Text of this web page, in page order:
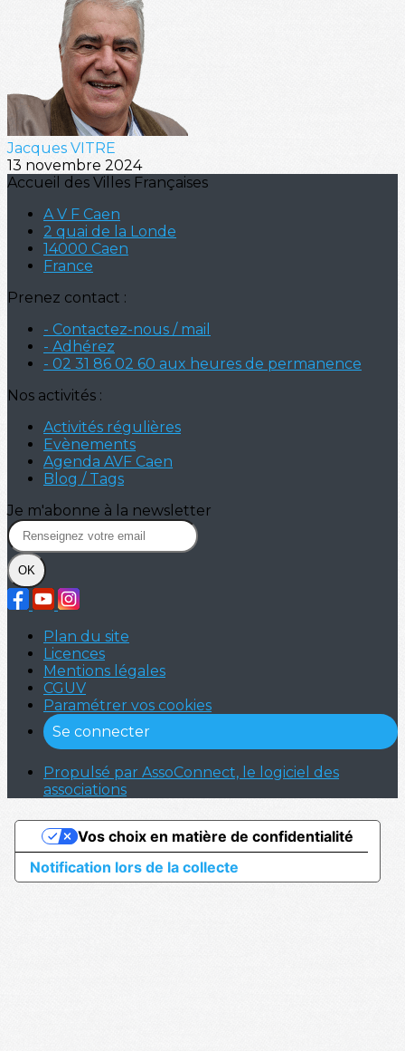
Jacques VITRE
13 novembre 2024
Accueil des Villes Françaises
A V F Caen
2 quai de la Londe
14000 Caen
France
Prenez contact :
- Contactez-nous / mail
- Adhérez
- 02 31 86 02 60 aux heures de permanence
Nos activités :
Activités régulières
Evènements
Agenda AVF Caen
Blog / Tags
Je m'abonne à la newsletter
OK
Plan du site
Licences
Mentions légales
CGUV
Paramétrer vos cookies
Se connecter
Propulsé par AssoConnect, le logiciel des
associations
Notification lors de la collecte
Vos choix en matière de confidentialité